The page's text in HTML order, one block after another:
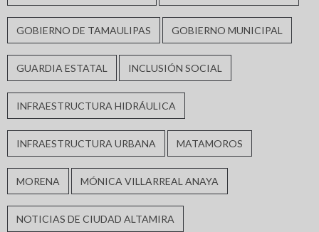
GOBIERNO DE TAMAULIPAS GOBIERNO MUNICIPAL
GUARDIA ESTATAL INCLUSIÓN SOCIAL
INFRAESTRUCTURA HIDRÁULICA
INFRAESTRUCTURA URBANA MATAMOROS
MORENA MÓNICA VILLARREAL ANAYA
NOTICIAS DE CIUDAD ALTAMIRA